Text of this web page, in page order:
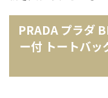
PRADA プラダ
ー付 トートバ